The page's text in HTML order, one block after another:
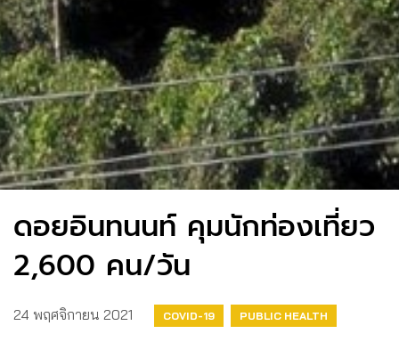
ดอยอิน​ทนนท์​ คุมนักท่องเที่ยว​
2,600 คน/วัน
24 พฤศจิกายน 2021 COVID-19 PUBLIC HEALTH